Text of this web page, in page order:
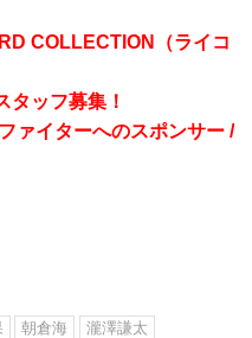
COLLECTION（ライコ
ッフ募集！
ァイターへのスポンサー /
朝倉海
瀧澤謙太